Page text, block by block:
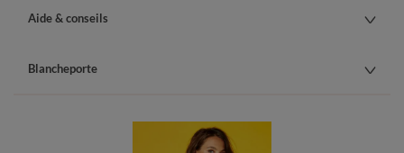
Aide & conseils
Blancheporte